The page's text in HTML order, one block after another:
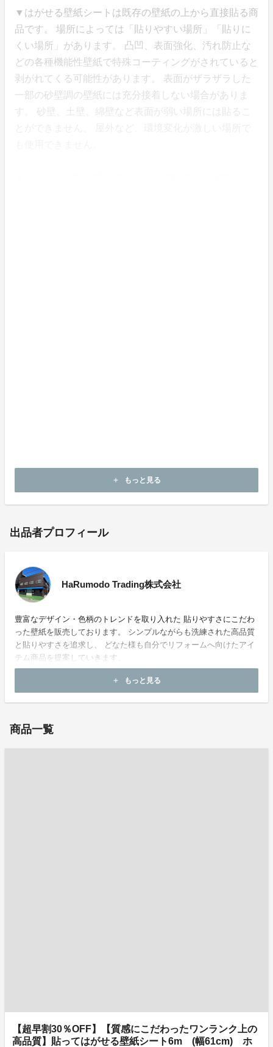
▼はがせる壁紙シートは既存の壁紙の上から直接貼る商
品です。 場所によっては「貼りやすい場所」「貼りに
くい場所」があります。 凸凹、表面強化、汚れ防止な
どの各種機能性壁紙で特殊コーティングがされていると
剥がれてくる可能性があります。 表面がザラザラした
一部の砂壁調の壁紙には充分接着しない場合がありま
す。 砂壁、土壁、綿壁など表面が弱い場所には貼るこ
add もっと見る
出品者プロフィール
HaRumodo Trading株式会社
豊富なデザイン・色柄のトレンドを取り入れた 貼りやすさにこだわ
った壁紙を販売しております。 シンプルながらも洗練された高品質
と貼りやすさを追求し、 どなた様も自分でリフォームへ向けたアイ
テム商品を提案していきます。
add もっと見る
商品一覧
【超早割30％OFF】【質感にこだわったワンランク上の
高品質】貼ってはがせる壁紙シート6m (幅61cm) ホ